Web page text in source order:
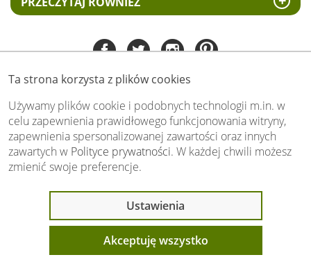
Ta strona korzysta z plików cookies
Używamy plików cookie i podobnych technologii m.in. w
celu zapewnienia prawidłowego funkcjonowania witryny,
zapewnienia spersonalizowanej zawartości oraz innych
zawartych w Polityce prywatności. W każdej chwili możesz
zmienić swoje preferencje.
Ustawienia
Akceptuję wszystko
Tel:535 505 106
(pn-pt 8.00 - 15.00)
biuro@swiat-obrazow.pl
Copyright by swiat-obrazow.pl 2026,
Wszelkie prawa zastrzeżone
Otrzymaliśmy4.89pkt. na5możliwych.
Oceń nas również Ty:
oglądało ten produkt